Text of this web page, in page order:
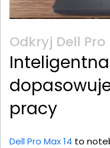
Odkryj Dell Pro
pracy
Dell Pro Max 14 to